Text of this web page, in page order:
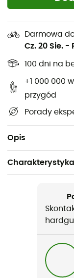
Darmowa
Cz. 20 Sie. -
100 dni na
+1 000 000
przygód
Porady
Opis
oświetlenia
Tryb wysokiej
Tryb niski: 10 h
Tryb
Tryb "Group
Waga: 17 g (z
Rower /
Nazwa produktu
Wearable X Rear